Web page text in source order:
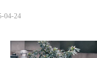
04-24